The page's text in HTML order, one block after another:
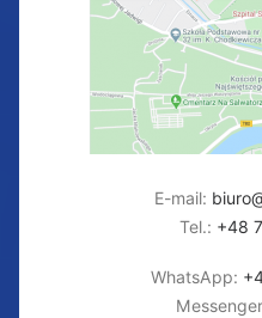
E-mail:
Tel.: +48
WhatsApp: